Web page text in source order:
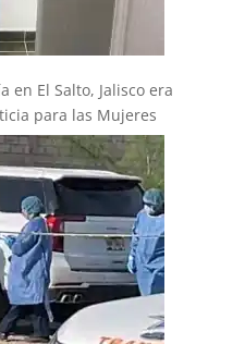
en El Salto, Jalisco era
para las Mujeres